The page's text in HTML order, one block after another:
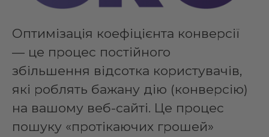
Оптимізація коефіцієнта конверсії
— це процес постійного
збільшення відсотка користувачів,
які роблять бажану дію (конверсію)
на вашому веб-сайті. Це процес
пошуку «протікаючих грошей»